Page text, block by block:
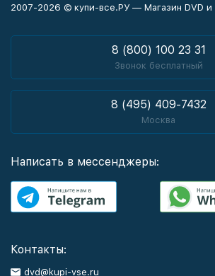
2007-2026 © купи-все.РУ — Магазин DVD и
8 (800) 100 23 31
Звонок бесплатный
8 (495) 409-7432
Москва
Написать в мессенджеры:
Контакты:
dvd@kupi-vse.ru